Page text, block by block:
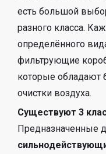
есть большой
разного класса.
определённого
фильтрующие
которые обладают
очистки воздуха.
Существуют 3
Предназначенные